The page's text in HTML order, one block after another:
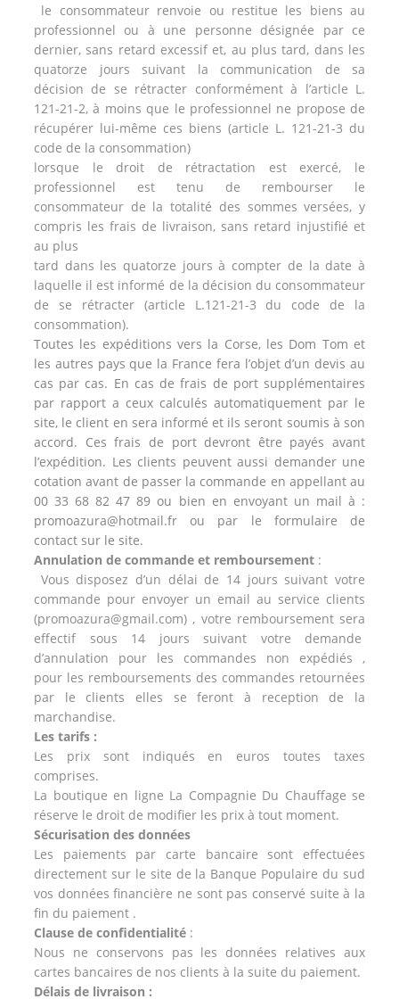
le consommateur renvoie ou restitue les biens au
professionnel ou à une personne désignée par ce
dernier, sans retard excessif et, au plus tard, dans les
quatorze jours suivant la communication de sa
décision de se rétracter conformément à l’article L.
121-21-2, à moins que le professionnel ne propose de
récupérer lui-même ces biens (article L. 121-21-3 du
code de la consommation)
lorsque le droit de rétractation est exercé, le
professionnel est tenu de rembourser le
consommateur de la totalité des sommes versées, y
compris les frais de livraison, sans retard injustifié et
au plus
tard dans les quatorze jours à compter de la date à
laquelle il est informé de la décision du consommateur
de se rétracter (article L.121-21-3 du code de la
consommation).
Toutes les expéditions vers la Corse, les Dom Tom et
les autres pays que la France fera l’objet d’un devis au
cas par cas. En cas de frais de port supplémentaires
par rapport a ceux calculés automatiquement par le
site, le client en sera informé et ils seront soumis à son
accord. Ces frais de port devront être payés avant
l’expédition. Les clients peuvent aussi demander une
cotation avant de passer la commande en appellant au
00 33 68 82 47 89 ou bien en envoyant un mail à :
promoazura@hotmail.fr ou par le formulaire de
contact sur le site.
Annulation de commande et remboursement :
Vous disposez d’un délai de 14 jours suivant votre
commande pour envoyer un email au service clients
(promoazura@gmail.com) , votre remboursement sera
effectif sous 14 jours suivant votre demande
d’annulation pour les commandes non expédiés ,
pour les remboursements des commandes retournées
par le clients elles se feront à reception de la
marchandise.
Les tarifs :
Les prix sont indiqués en euros toutes taxes
comprises.
La boutique en ligne La Compagnie Du Chauffage se
réserve le droit de modifier les prix à tout moment.
Sécurisation des données
Les paiements par carte bancaire sont effectuées
directement sur le site de la Banque Populaire du sud
vos données financière ne sont pas conservé suite à la
fin du paiement .
Clause de confidentialité :
Nous ne conservons pas les données relatives aux
cartes bancaires de nos clients à la suite du paiement.
Délais de livraison :